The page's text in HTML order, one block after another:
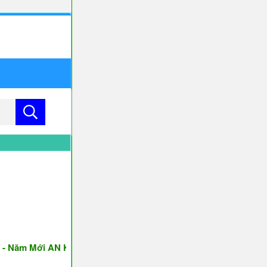
AN KHANG & THỊNH VƯỢNG ♥♥♥